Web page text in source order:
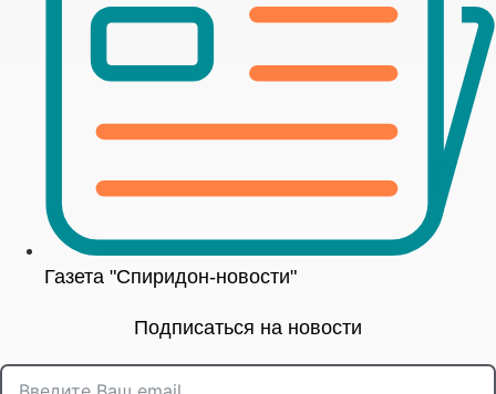
Газета "Спиридон-новости"
Подписаться на новости